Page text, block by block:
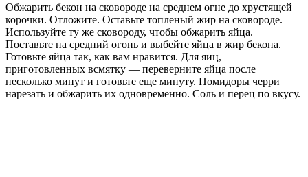
Обжарить бекон на сковороде на среднем огне до хрустящей
корочки. Отложите. Оставьте топленый жир на сковороде.
Используйте ту же сковороду, чтобы обжарить яйца.
Поставьте на средний огонь и выбейте яйца в жир бекона.
Готовьте яйца так, как вам нравится. Для яиц,
приготовленных всмятку — переверните яйца после
несколько минут и готовьте еще минуту. Помидоры черри
нарезать и обжарить их одновременно. Соль и перец по вкусу.